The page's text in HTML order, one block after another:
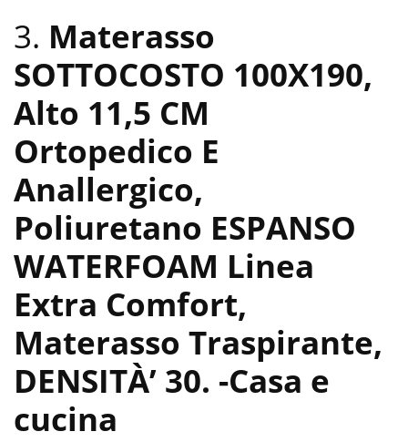
3. Materasso
SOTTOCOSTO 100X190,
Alto 11,5 CM
Ortopedico E
Anallergico,
Poliuretano ESPANSO
WATERFOAM Linea
Extra Comfort,
Materasso Traspirante,
DENSITÀ’ 30. -Casa e
cucina